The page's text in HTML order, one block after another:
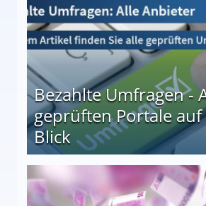
Bezahlte Umfragen -
geprüften Portale
Blick
auf einen Blick